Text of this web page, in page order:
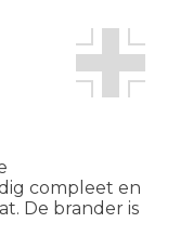
compleet en
De brander is